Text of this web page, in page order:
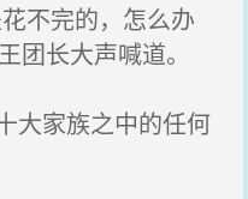
不完的，怎么办
团长大声喊道。
大家族之中的任何